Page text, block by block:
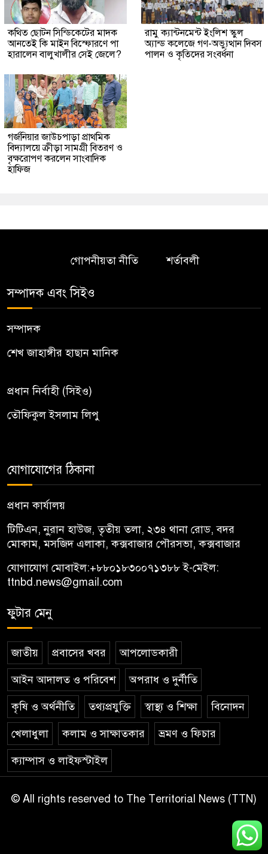
কথিত ছোটন সিন্ডিকেটের মাদক
আনতেই কি মাইন বিস্ফোরণে পা
হারালেন বালুখালীর সেই জেলে?
রামু ক্যান্টনমেন্ট ইংলিশ স্কুল
অ্যান্ড কলেজে গণ-অভ্যুত্থান দিবস
পালন ও কৃতিদের সংবর্ধনা
গর্জনিয়ার জাউচপাড়া প্রাথমিক
বিদ্যালয়ে ক্রীড়া সামগ্রী বিতরণ ও
বৃক্ষরোপণ করলেন সাংবাদিক
হাফিজ
গোপনীয়তা নীতি শর্তাবলী
সম্পাদক এবং সিইও
সম্পাদক
শেখ জাহাঙ্গীর হাছান মানিক
প্রধান নির্বাহী (সিইও)
তৌফিকুল ইসলাম লিপু
যোগাযোগের ঠিকানা
প্রধান কার্যালয়
টিটিএন, নু্রান হাউজ, তৃতীয় তলা, ২৩৪ থানা রোড, বদর
মোকাম, মসজিদ এলাকা, কক্সবাজার পৌরসভা, কক্সবাজার
যোগাযোগ মোবাইল:+৮৮০১৮৩০০৭১৩৮৮ই-মেইল:
ttnbd.news@gmail.com
ফুটার মেনু
জাতীয় প্রবাসের খবর আপলোডকারী
আইন আদালত ও পরিবেশ অপরাধ ও দুর্নীতি
কৃষি ও অর্থনীতি তথ্যপ্রযুক্তি স্বাস্থ্য ও শিক্ষা বিনোদন
খেলাধুলা কলাম ও সাক্ষাতকার ভ্রমণ ও ফিচার
ক্যাম্পাস ও লাইফস্টাইল
© All rights reserved to The Territorial News (TTN)